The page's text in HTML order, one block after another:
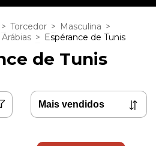
> Torcedor > Masculina >
Arábias > Espérance de Tunis
de Tunis